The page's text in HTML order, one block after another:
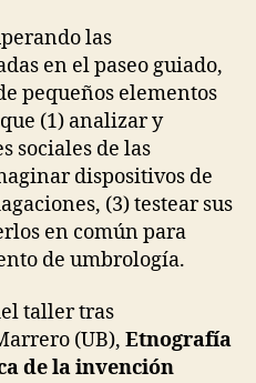
las
en el paseo guiado,
pequeños elementos
(1) analizar y
sociales de las
dispositivos de
(3) testear sus
en común para
de umbrología.
taller tras
(UB), Etnografía
de la invención